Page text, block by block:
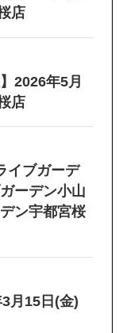
店
2026年5月
店
イブガーデ
ーデン小山
ン宇都宮桜
月15日(金)